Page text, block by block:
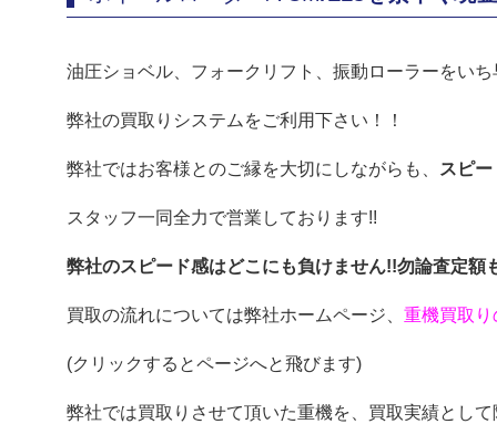
油圧ショベル、フォークリフト、振動ローラーをい
弊社の買取りシステムをご利用下さい！！
弊社ではお客様とのご縁を大切にしながらも、 スピ
スタッフ一同全力で営業しております!!
弊社のスピード感はどこにも負けません!!勿論査定額
買取の流れについては弊社ホームページ、 重機買取り
(クリックするとページへと飛びます)
弊社では買取りさせて頂いた重機を、買取実績とし